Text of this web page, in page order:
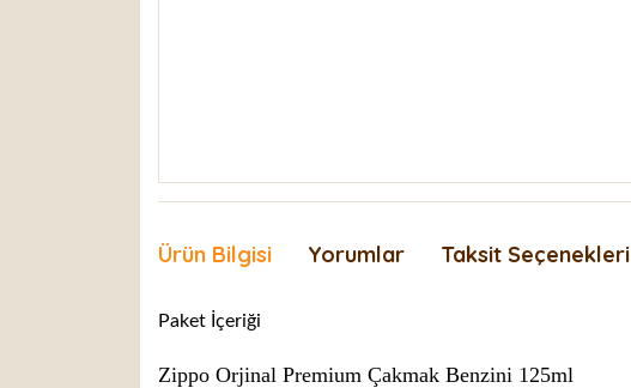
Ürün Bilgisi Yorumlar Taksit Seçenekleri
Paket İçeriği
Zippo Orjinal Premium Çakmak Benzini 125ml